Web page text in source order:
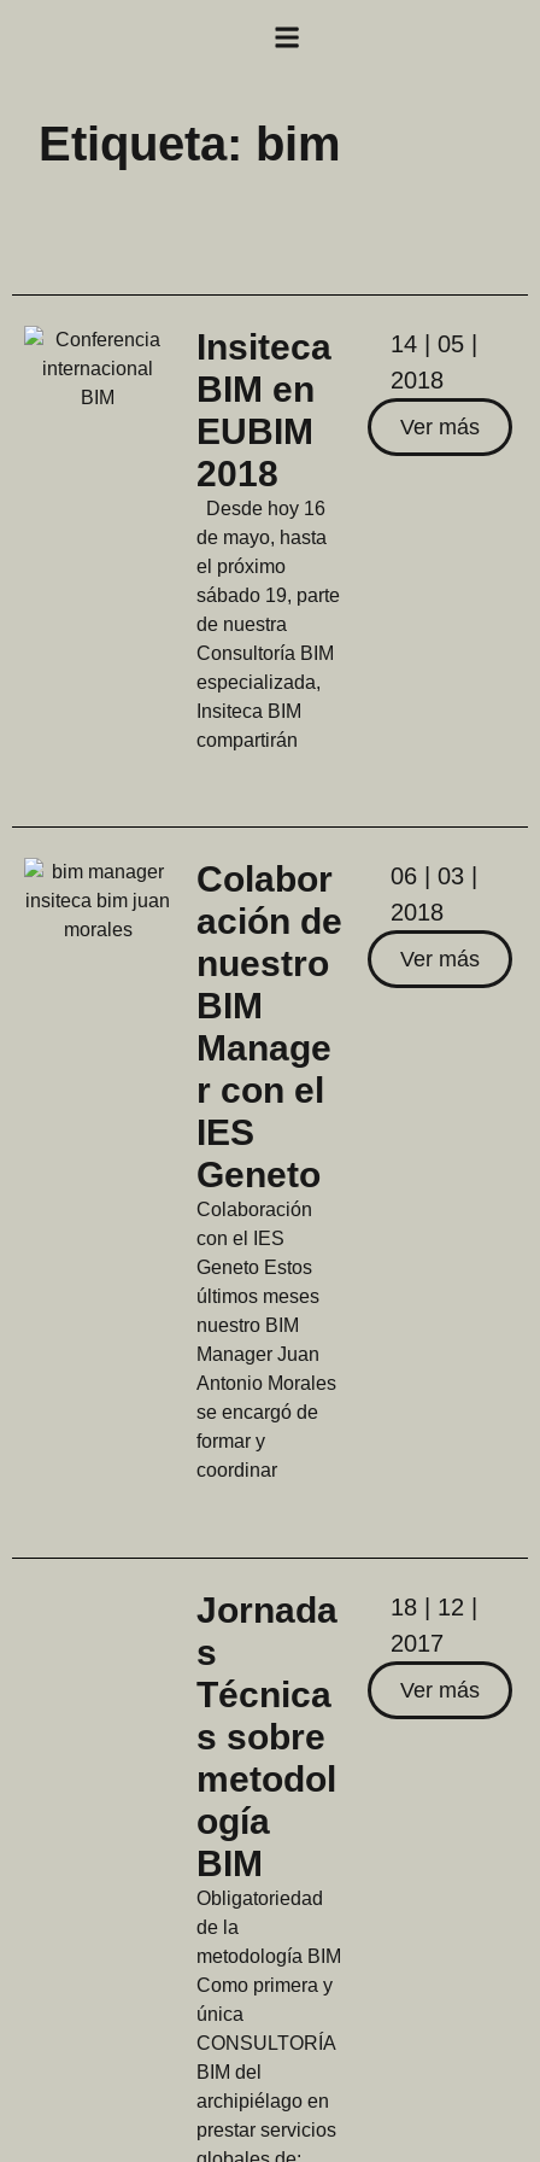
Etiqueta: bim
Insiteca
BIM en
EUBIM
2018
Desde hoy 16
de mayo, hasta
el próximo
sábado 19, parte
de nuestra
Consultoría BIM
especializada,
Insiteca BIM
compartirán
14 | 05 |
2018
Ver más
Colabor
ación de
nuestro
BIM
Manage
r con el
IES
Geneto
Colaboración
con el IES
Geneto Estos
últimos meses
nuestro BIM
Manager Juan
Antonio Morales
se encargó de
formar y
coordinar
06 | 03 |
2018
Ver más
Jornada
s
Técnica
s sobre
metodol
ogía
BIM
Obligatoriedad
de la
metodología BIM
Como primera y
única
CONSULTORÍA
BIM del
archipiélago en
prestar servicios
18 | 12 |
2017
Ver más